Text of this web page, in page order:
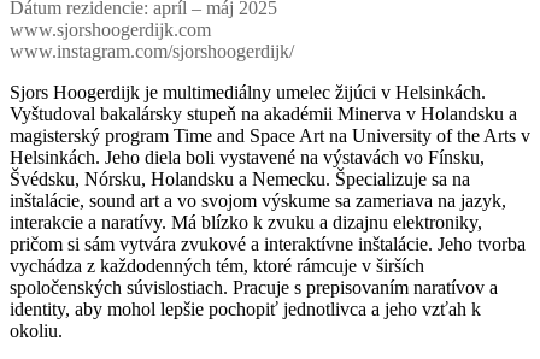
Dátum rezidencie: apríl – máj 2025
www.sjorshoogerdijk.com
www.instagram.com/sjorshoogerdijk/
Sjors Hoogerdijk je multimediálny umelec žijúci v Helsinkách.
Vyštudoval bakalársky stupeň na akadémii Minerva v Holandsku a
magisterský program Time and Space Art na University of the Arts v
Helsinkách. Jeho diela boli vystavené na výstavách vo Fínsku,
Švédsku, Nórsku, Holandsku a Nemecku. Špecializuje sa na
inštalácie, sound art a vo svojom výskume sa zameriava na jazyk,
interakcie a naratívy. Má blízko k zvuku a dizajnu elektroniky,
pričom si sám vytvára zvukové a interaktívne inštalácie. Jeho tvorba
vychádza z každodenných tém, ktoré rámcuje v širších
spoločenských súvislostiach. Pracuje s prepisovaním naratívov a
identity, aby mohol lepšie pochopiť jednotlivca a jeho vzťah k
okoliu.